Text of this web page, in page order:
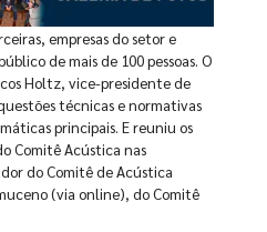
empresas do setor e
de mais de 100 pessoas. O
Holtz, vice-presidente de
técnicas e normativas
principais. E reuniu os
Comitê Acústica nas
do Comitê de Acústica
(via online), do Comitê